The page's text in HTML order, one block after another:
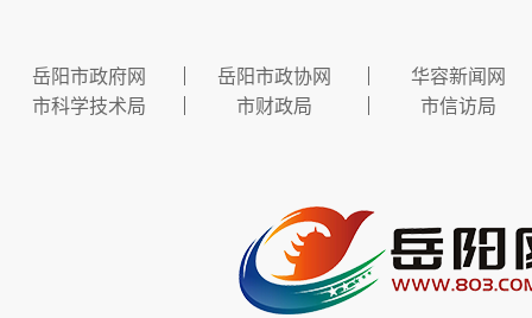
岳阳市政府网 岳阳市政协网
华容新闻网
市科学技术局
市财政局 市信访局